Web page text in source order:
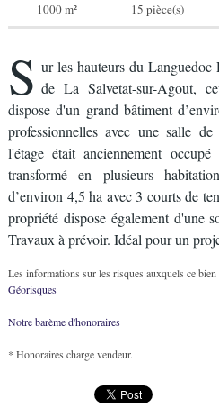
1000 m² 15 pièce(s)
S ur les hauteurs du
de La Salvetat-sur-Agout,
dispose d'un grand bâtiment
professionnelles avec une salle de
l'étage était anciennement
transformé en plusieurs
d’environ 4,5 ha avec 3 courts de
propriété dispose également d'une
Travaux à prévoir. Idéal pour un
Les informations sur les risques auxquels ce
Géorisques
Notre barème d'honoraires
* Honoraires charge vendeur.